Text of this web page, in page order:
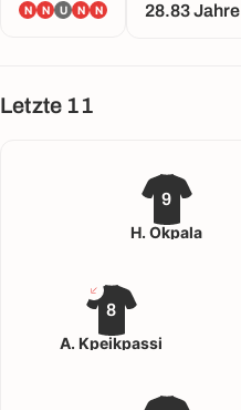
N N U N N 28.83 Jahre
Letzte 11
8
A. Kpeikpassi
9
H. Okpala